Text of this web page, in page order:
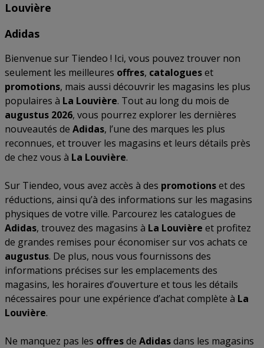
Louvière
Adidas
Bienvenue sur Tiendeo ! Ici, vous pouvez trouver non
seulement les meilleures offres, catalogueset
promotions, mais aussi découvrir les magasins les plus
populaires à La Louvière. Tout au long du mois de
augustus 2026, vous pourrez explorer les dernières
nouveautés de Adidas, l’une des marques les plus
reconnues, et trouver les magasins et leurs détails près
de chez vous à La Louvière.
Sur Tiendeo, vous avez accès à des promotionset des
réductions, ainsi qu’à des informations sur les magasins
physiques de votre ville. Parcourez les catalogues de
Adidas, trouvez des magasins à La Louvière et profitez
de grandes remises pour économiser sur vos achats ce
augustus. De plus, nous vous fournissons des
informations précises sur les emplacements des
magasins, les horaires d’ouverture et tous les détails
nécessaires pour une expérience d’achat complète à La
Louvière.
Ne manquez pas les offresde Adidasdans les magasins